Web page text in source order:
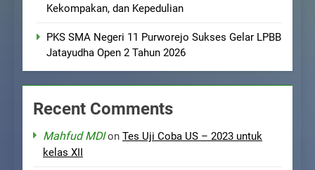
Kekompakan, dan Kepedulian
PKS SMA Negeri 11 Purworejo Sukses Gelar LPBB
Jatayudha Open 2 Tahun 2026
Recent Comments
Mahfud MDIon Tes Uji Coba US – 2023 untuk
kelas XII